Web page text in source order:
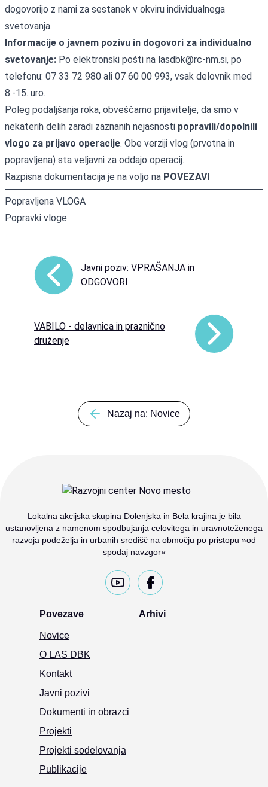
dogovorijo z nami za sestanek v okviru individualnega
svetovanja.
Informacije o javnem pozivu in dogovori za individualno
svetovanje: Po elektronski pošti na lasdbk@rc-nm.si, po
telefonu: 07 33 72 980 ali 07 60 00 993, vsak delovnik med
8.-15. uro.
Poleg podaljšanja roka, obveščamo prijavitelje, da smo v
nekaterih delih zaradi zaznanih nejasnosti popravili/dopolnili
vlogo za prijavo operacije. Obe verziji vlog (prvotna in
popravljena) sta veljavni za oddajo operacij.
Razpisna dokumentacija je na voljo na POVEZAVI
Popravljena VLOGA
Popravki vloge
Javni poziv: VPRAŠANJA in
ODGOVORI
VABILO - delavnica in praznično
druženje
Nazaj na: Novice
Lokalna akcijska skupina Dolenjska in Bela krajina je bila
ustanovljena z namenom spodbujanja celovitega in uravnoteženega
razvoja podeželja in urbanih središč na območju po pristopu »od
spodaj navzgor«
Povezave
Novice
O LAS DBK
Kontakt
Javni pozivi
Dokumenti in obrazci
Projekti
Projekti sodelovanja
Publikacije
Arhivi